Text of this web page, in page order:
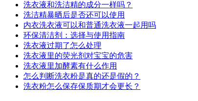
洗衣液和洗洁精的成分一样吗？
洗洁精暴晒后是否还可以使用
内衣洗衣液可以和普通洗衣液一起用吗
环保清洁剂：选择与使用指南
洗衣液过期了怎么处理
洗衣液里的荧光剂对宝宝的危害
洗衣液里加酵素有什么作用
怎么判断洗衣粉是真的还是假的？
洗衣粉怎么保存保质期才会更长？